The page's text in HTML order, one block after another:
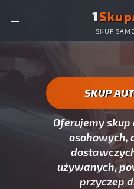
1
SKUP
CIĘŻAROWYCH, UŻYWANYCH
SKUP
Oferujemy
osobowych,
używanych,
przyczep